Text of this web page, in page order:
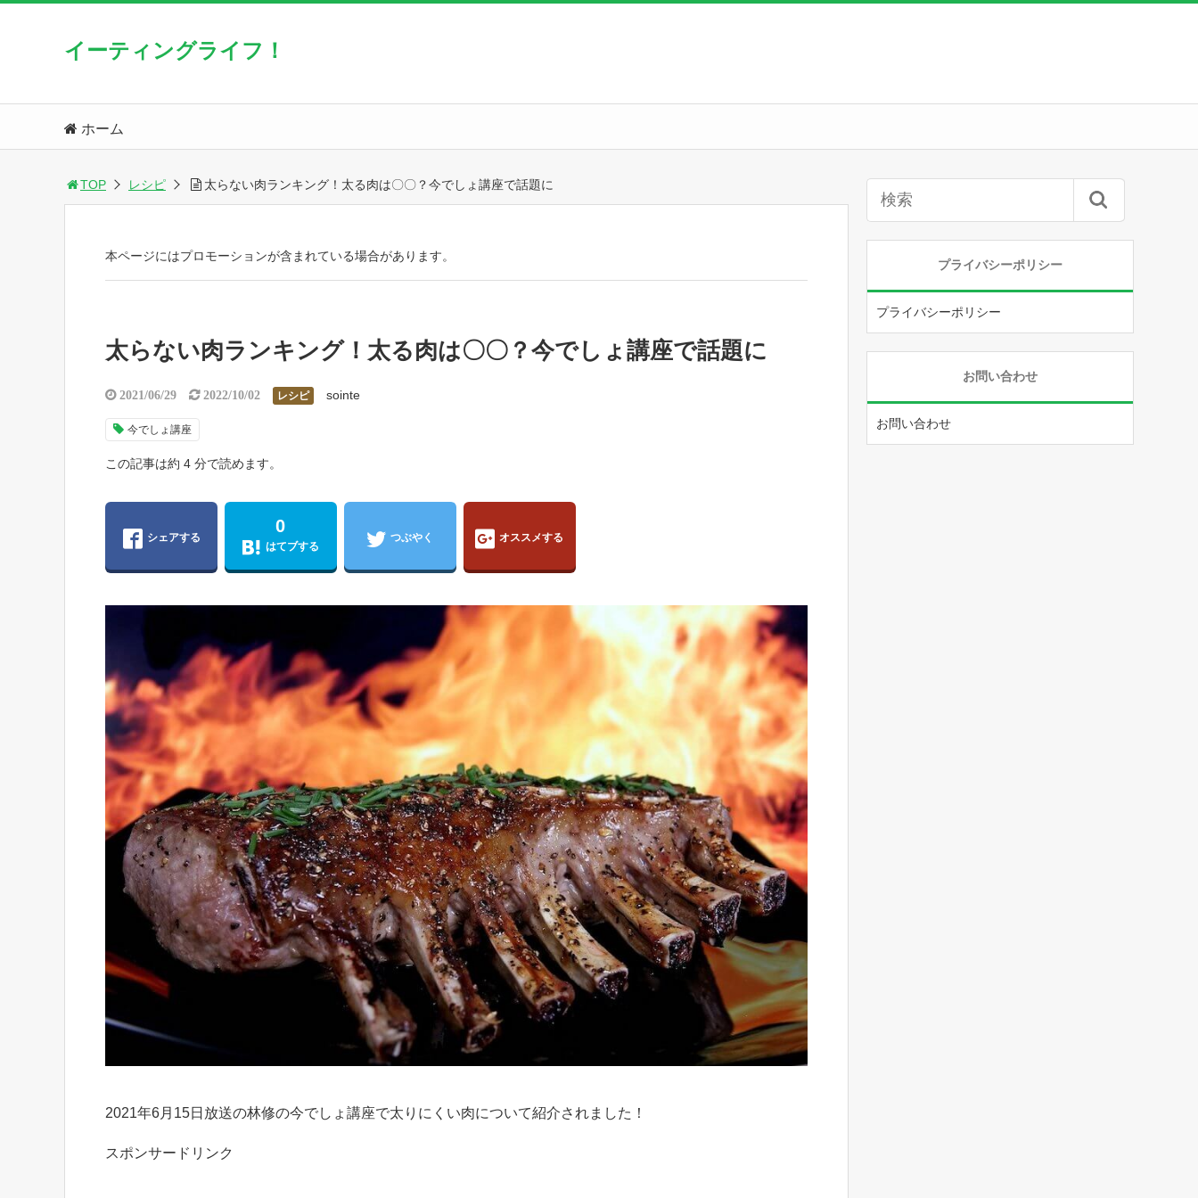
イーティングライフ！
ホーム
TOP レシピ 太らない肉ランキング！太る肉は〇〇？今でしょ講座で話題に
本ページにはプロモーションが含まれている場合があります。
太らない肉ランキング！太る肉は〇〇？今でしょ講座で話題に
2021/06/29 2022/10/02 レシピ sointe
今でしょ講座
この記事は約 4 分で読めます。
シェアする
0
はてブする
つぶやく オススメする
2021年6月15日放送の林修の今でしょ講座で太りにくい肉について紹介されました！
スポンサードリンク
プライバシーポリシー
プライバシーポリシー
お問い合わせ
お問い合わせ